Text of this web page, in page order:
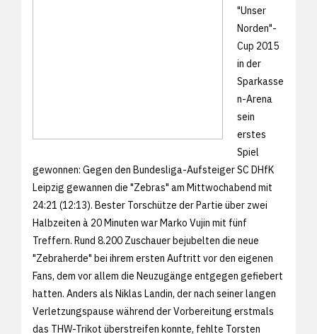
"Unser
Norden"-
Cup 2015
in der
Sparkasse
n-Arena
sein
erstes
Spiel
gewonnen: Gegen den Bundesliga-Aufsteiger SC DHfK
Leipzig gewannen die "Zebras" am Mittwochabend mit
24:21 (12:13). Bester Torschütze der Partie über zwei
Halbzeiten à 20 Minuten war Marko Vujin mit fünf
Treffern. Rund 8.200 Zuschauer bejubelten die neue
"Zebraherde" bei ihrem ersten Auftritt vor den eigenen
Fans, dem vor allem die Neuzugänge entgegen gefiebert
hatten. Anders als Niklas Landin, der nach seiner langen
Verletzungspause während der Vorbereitung erstmals
das THW-Trikot überstreifen konnte, fehlte Torsten